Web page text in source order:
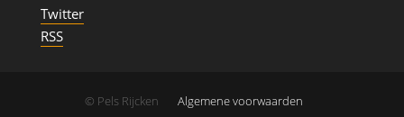
Twitter
RSS
© Pels Rijcken
Algemene voorwaarden